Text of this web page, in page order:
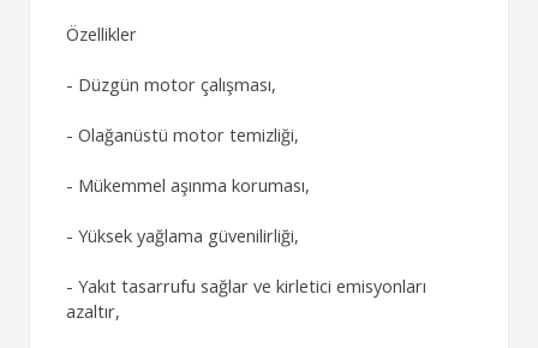
Özellikler
- Düzgün motor çalışması,
- Olağanüstü motor temizliği,
- Mükemmel aşınma koruması,
- Yüksek yağlama güvenilirliği,
- Yakıt tasarrufu sağlar ve kirletici emisyonları
azaltır,